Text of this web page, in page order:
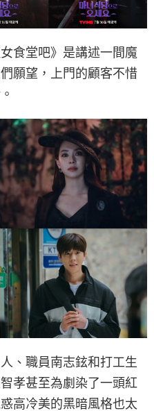
食堂吧》是講述一間魔
願望，上門的顧客不惜
、職員南志鉉和打工生
孝甚至為劇染了一頭紅
高冷美的黑暗風格也太